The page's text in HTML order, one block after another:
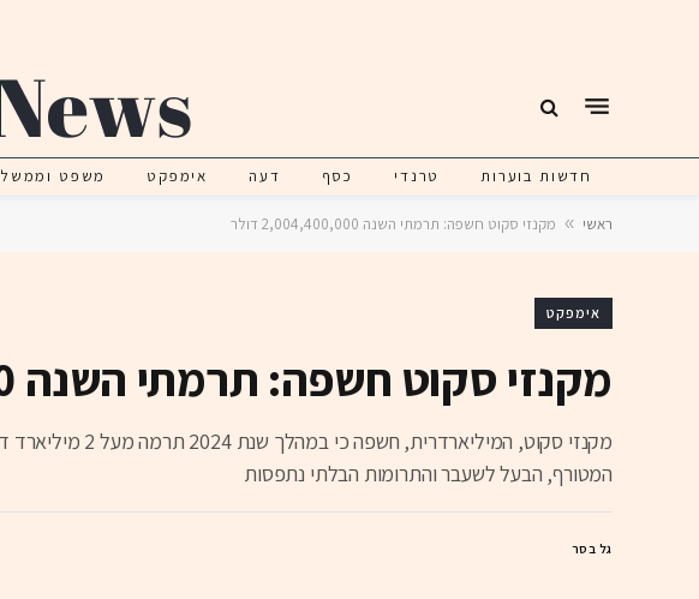
חדשות בוערות טרנדי כסף דעה אימפקט משפט וממשל
ראשי » מקנזי סקוט חשפה: תרמתי השנה 2,004,400,000 דולר
אימפקט
מקנזי סקוט חשפה: תרמתי השנה 2,004,400,000 דולר
המטורף, הבעל לשעבר והתרומות הבלתי נתפסות
גל בסר